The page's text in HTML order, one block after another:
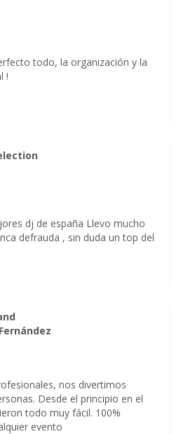
todo, la organización y la
!
dj de españa Llevo mucho
defrauda , sin duda un top del
nos divertimos
Desde el principio en el
todo muy fácil. 100%
evento